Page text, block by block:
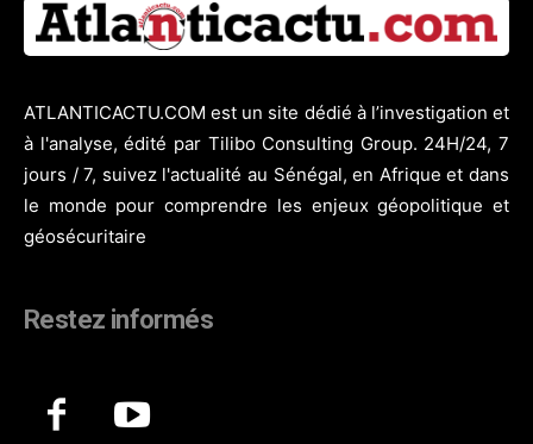
ATLANTICACTU.COM est un site dédié à l’investigation et
à l'analyse, édité par Tilibo Consulting Group. 24H/24, 7
jours / 7, suivez l'actualité au Sénégal, en Afrique et dans
le monde pour comprendre les enjeux géopolitique et
géosécuritaire
Restez informés